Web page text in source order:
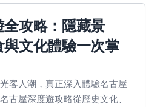
攻略：隱藏景
文化體驗一次掌
客人潮，真正深入體驗名古屋
古屋深度遊攻略從歷史文化、